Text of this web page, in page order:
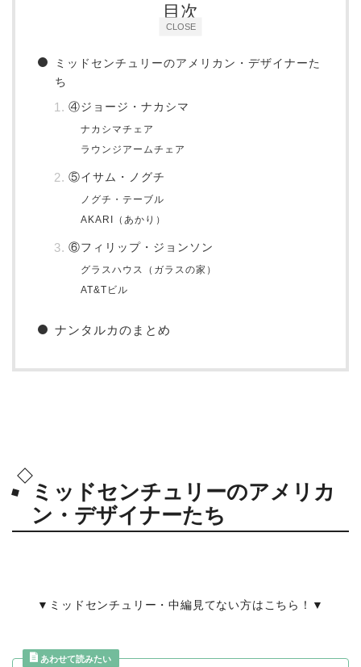
CLOSE
目次
ミッドセンチュリーのアメリカン・デザイナーた
ち
④ジョージ・ナカシマ
ナカシマチェア
ラウンジアームチェア
⑤イサム・ノグチ
ノグチ・テーブル
AKARI（あかり）
⑥フィリップ・ジョンソン
グラスハウス（ガラスの家）
AT&Tビル
ナンタルカのまとめ
ミッドセンチュリーのアメリカ
ン・デザイナーたち
▼ミッドセンチュリー・中編見てない方はこちら！▼